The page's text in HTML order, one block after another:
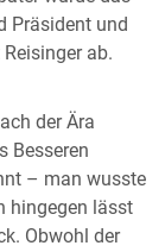
Präsident und
ab.
der Ära
Besseren
– man wusste
hingegen lässt
Obwohl der